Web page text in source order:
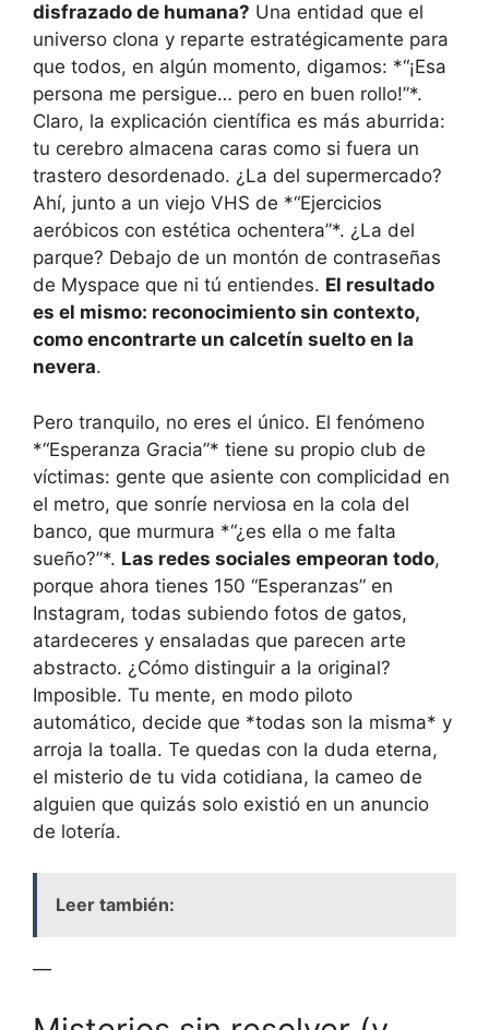
disfrazado de humana? Una entidad que el
universo clona y reparte estratégicamente para
que todos, en algún momento, digamos: *“¡Esa
persona me persigue… pero en buen rollo!”*.
Claro, la explicación científica es más aburrida:
tu cerebro almacena caras como si fuera un
trastero desordenado. ¿La del supermercado?
Ahí, junto a un viejo VHS de *“Ejercicios
aeróbicos con estética ochentera”*. ¿La del
parque? Debajo de un montón de contraseñas
de Myspace que ni tú entiendes. El resultado
es el mismo: reconocimiento sin contexto,
como encontrarte un calcetín suelto en la
nevera.
Pero tranquilo, no eres el único. El fenómeno
*“Esperanza Gracia”* tiene su propio club de
víctimas: gente que asiente con complicidad en
el metro, que sonríe nerviosa en la cola del
banco, que murmura *“¿es ella o me falta
sueño?”*. Las redes sociales empeoran todo,
porque ahora tienes 150 “Esperanzas” en
Instagram, todas subiendo fotos de gatos,
atardeceres y ensaladas que parecen arte
abstracto. ¿Cómo distinguir a la original?
Imposible. Tu mente, en modo piloto
automático, decide que *todas son la misma* y
arroja la toalla. Te quedas con la duda eterna,
el misterio de tu vida cotidiana, la cameo de
alguien que quizás solo existió en un anuncio
de lotería.
Leer también:
—